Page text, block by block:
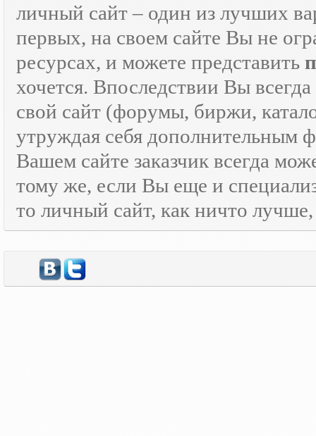
личный сайт – один из лучших
первых, на своем сайте Вы не
ресурсах, и можете представить
хочется. Впоследствии Вы
свой сайт (форумы, биржи,
утруждая себя дополнительным
Вашем сайте заказчик всегда
тому же, если Вы еще и
то личный сайт, как ничто